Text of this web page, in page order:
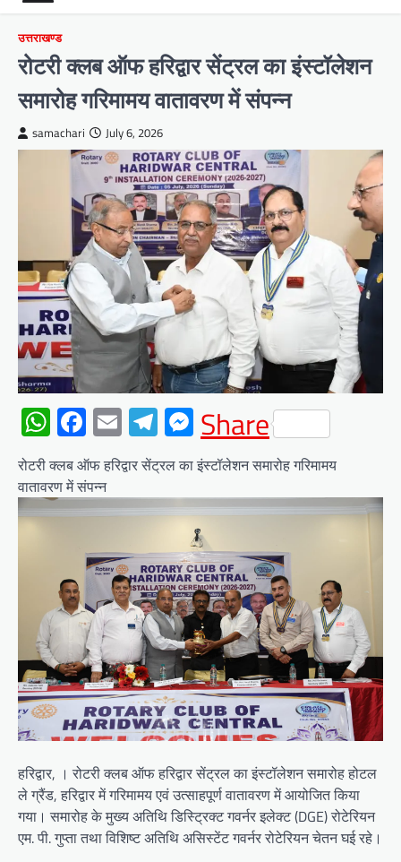
उत्तराखण्ड
रोटरी क्लब ऑफ हरिद्वार सेंट्रल का इंस्टॉलेशन
समारोह गरिमामय वातावरण में संपन्न
samachari July 6, 2026
WhatsApp
Facebook
EmailTelegram
Messenger
Share
रोटरी क्लब ऑफ हरिद्वार सेंट्रल का इंस्टॉलेशन समारोह गरिमामय
वातावरण में संपन्न
हरिद्वार, । रोटरी क्लब ऑफ हरिद्वार सेंट्रल का इंस्टॉलेशन समारोह होटल
ले ग्रैंड, हरिद्वार में गरिमामय एवं उत्साहपूर्ण वातावरण में आयोजित किया
गया। समारोह के मुख्य अतिथि डिस्ट्रिक्ट गवर्नर इलेक्ट (DGE) रोटेरियन
एम. पी. गुप्ता तथा विशिष्ट अतिथि असिस्टेंट गवर्नर रोटेरियन चेतन घई रहे।